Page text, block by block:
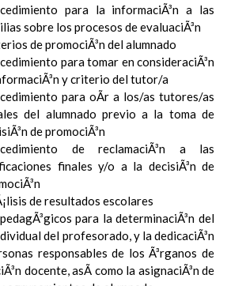
para la informaciÃ³n a las
sobre los procesos de evaluaciÃ³n
de promociÃ³n del alumnado
para tomar en consideraciÃ³n
y criterio del tutor/a
para oÃ­r a los/as tutores/as
del alumnado previo a la toma de
de promociÃ³n
de reclamaciÃ³n a las
finales y/o a la decisiÃ³n de
de resultados escolares
para la determinaciÃ³n del
del profesorado, y la dedicaciÃ³n
responsables de los Ã³rganos de
docente, asÃ­ como la asignaciÃ³n de